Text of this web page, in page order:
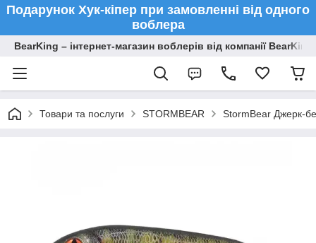
Подарунок Хук-кіпер при замовленні від одного
воблера
BearKing – інтернет-магазин воблерів від компанії BearKing
Товари та послуги STORMBEAR StormBear Джерк-